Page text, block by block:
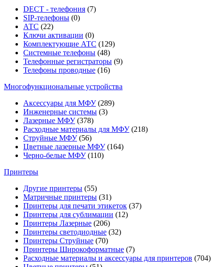
DECT - телефония (7)
SIP-телефоны (0)
АТС (22)
Ключи активации (0)
Комплектующие АТС (129)
Системные телефоны (48)
Телефонные регистраторы (9)
Телефоны проводные (16)
Многофункциональные устройства
Аксессуары для МФУ(289)
Инженерные системы (3)
Лазерные МФУ(378)
Расходные материалы для МФУ(218)
Струйные МФУ(56)
Цветные лазерные МФУ(164)
Черно-белые МФУ(110)
Принтеры
Другие принтеры (55)
Матричные принтеры (31)
Принтеры для печати этикеток (37)
Принтеры для сублимации (12)
Принтеры Лазерные (206)
Принтеры светодиодные (32)
Принтеры Струйные (70)
Принтеры Широкоформатные (7)
Расходные материалы и аксессуары для принтеров (704)